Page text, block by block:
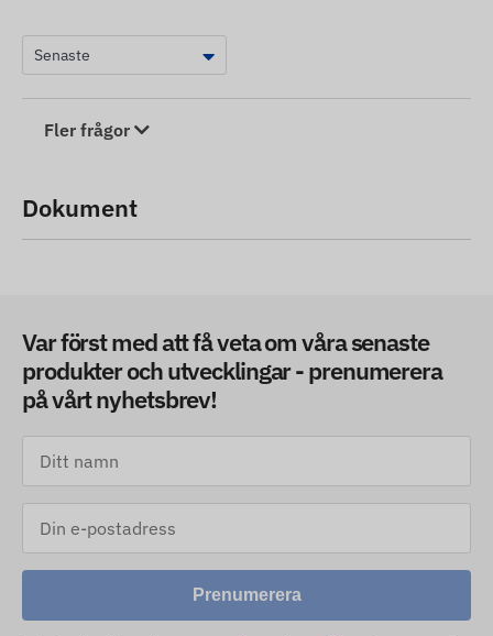
Fler frågor
Dokument
Var först med att få veta om våra senaste
produkter och utvecklingar - prenumerera
på vårt nyhetsbrev!
Prenumerera